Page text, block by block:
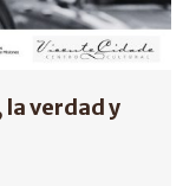
la verdad y